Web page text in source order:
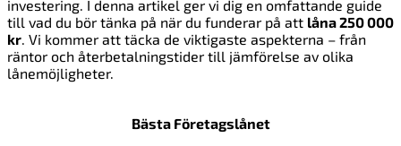
investering. I denna artikel ger vi dig en omfattande guide
till vad du bör tänka på när du funderar på att låna 250 000
kr . Vi kommer att täcka de viktigaste aspekterna – från
räntor och återbetalningstider till jämförelse av olika
lånemöjligheter.
Bästa Företagslånet